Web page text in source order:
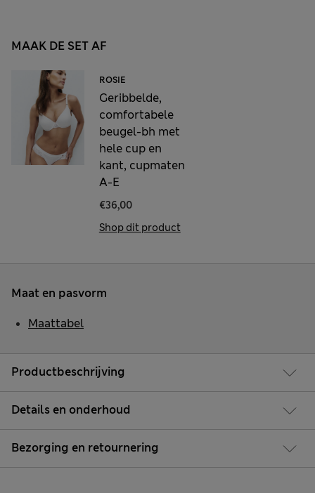
MAAK DE SET AF
ROSIE
Geribbelde,
comfortabele
beugel-bh met
hele cup en
kant, cupmaten
A-E
€36,00
Shop dit product
Productbeschrijving
Details en onderhoud
Bezorging en retournering
Maat en pasvorm
Maattabel